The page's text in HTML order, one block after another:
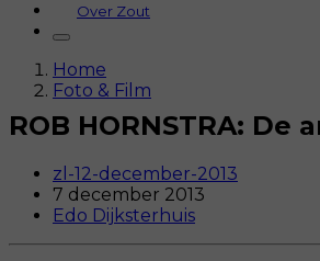
Over Zout
Home
Foto & Film
ROB HORNSTRA: De
zl-12-december-2013
7 december 2013
Edo Dijksterhuis